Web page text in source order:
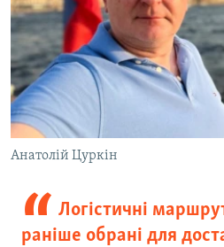
Анатолій Цуркін
Логістичні
раніше обрані для